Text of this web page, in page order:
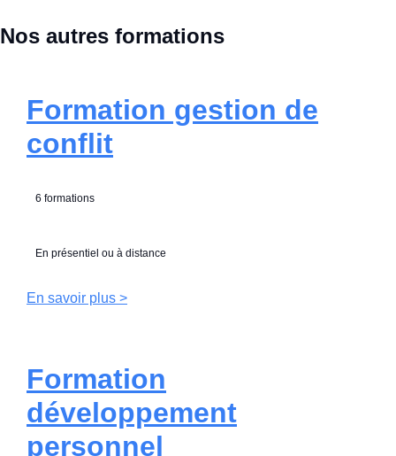
Nos autres formations
Formation gestion de
conflit
6 formations
En présentiel ou à distance
En savoir plus >
Formation
développement
personnel